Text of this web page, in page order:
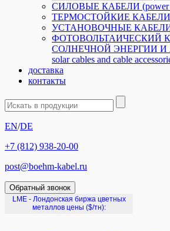
СИЛОВЫЕ КАБЕЛИ (power
ТЕРМОСТОЙКИЕ КАБЕЛИ
УСТАНОВОЧНЫЕ КАБЕЛИ
ФОТОВОЛЬТАИЧЕСКИЙ
СОЛНЕЧНОЙ ЭНЕРГИИ И
solar cables and cable
доставка
контакты
EN/DE
+7 (812) 938-20-00
post@boehm-kabel.ru
Обратный звонок
LME - Лондонская биржа цветных
металлов цены ($/тн):